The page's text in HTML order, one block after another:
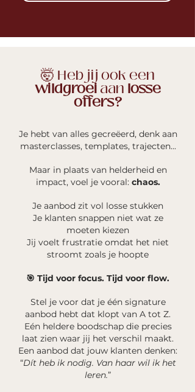
🤯 Heb jij ook een
wildgroeiaan losse
offers?
Je hebt van alles gecreëerd, denk aan
masterclasses, templates, trajecten...
Maar in plaats van helderheid en
impact, voel je vooral: chaos.
Je aanbod zit vol losse stukken
Je klanten snappen niet wat ze
moeten kiezen
Jij voelt frustratie omdat het niet
stroomt zoals je hoopte
🎯 Tijd voor focus. Tijd voor flow.
Stel je voor dat je één signature
aanbod hebt dat klopt van A tot Z.
Eén heldere boodschap die precies
laat zien waar jij het verschil maakt.
Een aanbod dat jouw klanten denken:
“Dít heb ik nodig. Van haar wil ik het
leren.”